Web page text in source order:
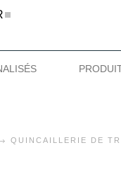
QUINCAILLERIE DE